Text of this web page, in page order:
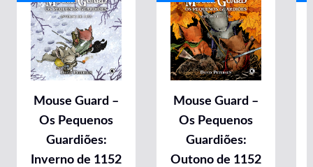
Mouse Guard –
Os Pequenos
Guardiões:
Inverno de 1152
Mouse Guard –
Os Pequenos
Guardiões:
Outono de 1152